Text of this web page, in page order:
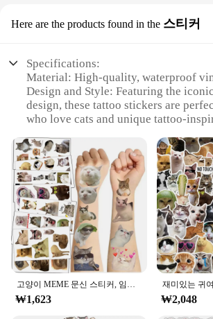
Here are the products found in the 스티커
Specifications:
Material: High-quality, waterproof
Design and Style: Featuring the
design, these tattoo stickers are
who love cats and unique tattoo-
Usage and Purpose: Ideal for
enthusiasts, body art lovers, or as a
for parties and events
Shape or Size: Available in various
different body parts and preferences
Performance and Property: Easy to
remove, these stickers leave no
reused multiple times
Parts and Accessories: Each set
Miss Cat tattoo stickers, offering a
designs to choose from
₩1,623 ₩2,048